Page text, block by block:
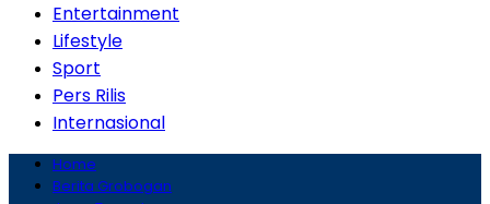
Entertainment
Lifestyle
Sport
Pers Rilis
Internasional
Home
Berita Grobogan